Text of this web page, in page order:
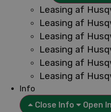
Leasing af
Leasing af
Leasing af
Leasing af
Leasing af
Leasing af
Info
Close Info
Open